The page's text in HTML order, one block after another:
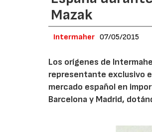
Mazak
Intermaher 07/05/2015
Los orígenes de
representante exclusivo
mercado español en
Barcelona y Madrid,